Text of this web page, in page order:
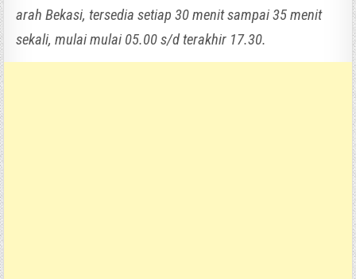
arah Bekasi, tersedia setiap 30 menit sampai 35 menit
sekali, mulai mulai 05.00 s/d terakhir 17.30.